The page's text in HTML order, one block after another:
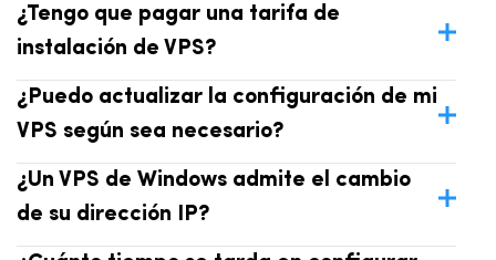
¿Tengo que pagar una tarifa de
instalación de VPS?
¿Puedo actualizar la configuración de mi
VPS según sea necesario?
¿Un VPS de Windows admite el cambio
de su dirección IP?